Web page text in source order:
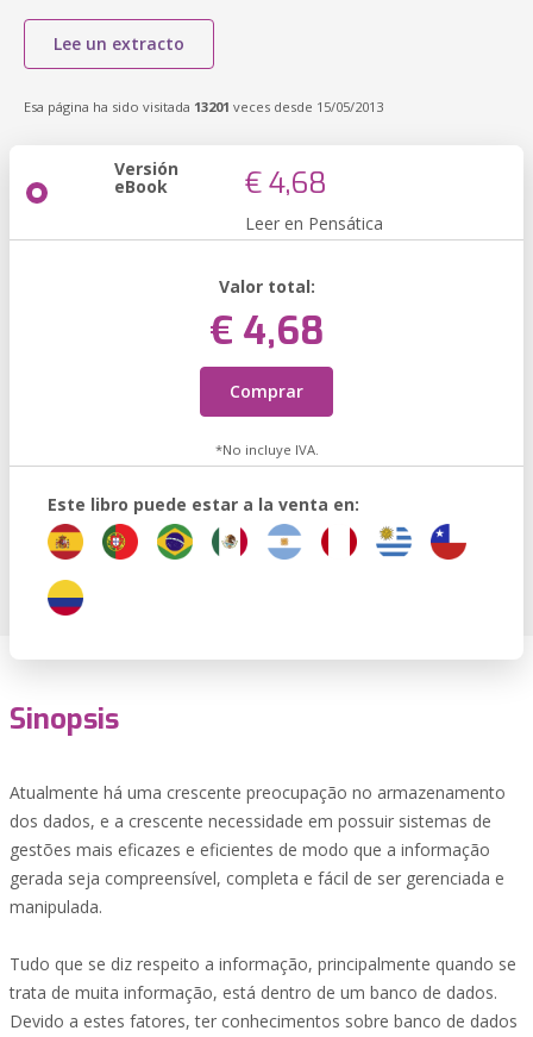
Lee un extracto
Esa página ha sido visitada 13201 veces desde 15/05/2013
Versión
eBook € 4,68
Leer en Pensática
Valor total:
€ 4,68
Comprar
*No incluye IVA.
Este libro puede estar a la venta en:
Sinopsis
Atualmente há uma crescente preocupação no armazenamento
dos dados, e a crescente necessidade em possuir sistemas de
gestões mais eficazes e eficientes de modo que a informação
gerada seja compreensível, completa e fácil de ser gerenciada e
manipulada.
Tudo que se diz respeito a informação, principalmente quando se
trata de muita informação, está dentro de um banco de dados.
Devido a estes fatores, ter conhecimentos sobre banco de dados